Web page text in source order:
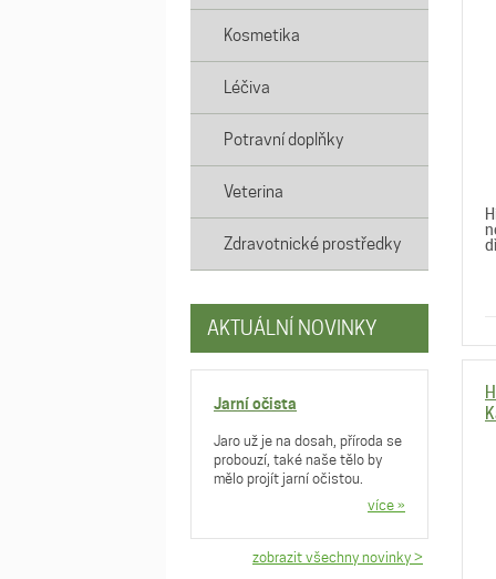
Kosmetika
Léčiva
Potravní doplňky
Veterina
Zdravotnické prostředky
AKTUÁLNÍ NOVINKY
Jarní očista
Jaro už je na dosah, příroda se
probouzí, také naše tělo by
mělo projít jarní očistou.
více »
zobrazit všechny novinky >